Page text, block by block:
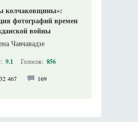
колчаковщины»:
фотографий времен
войны
Чавчавадзе
9.1 Голосов: 856
32 467 169